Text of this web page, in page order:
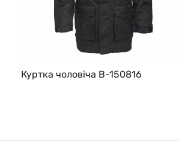
Куртка чоловіча B-150816